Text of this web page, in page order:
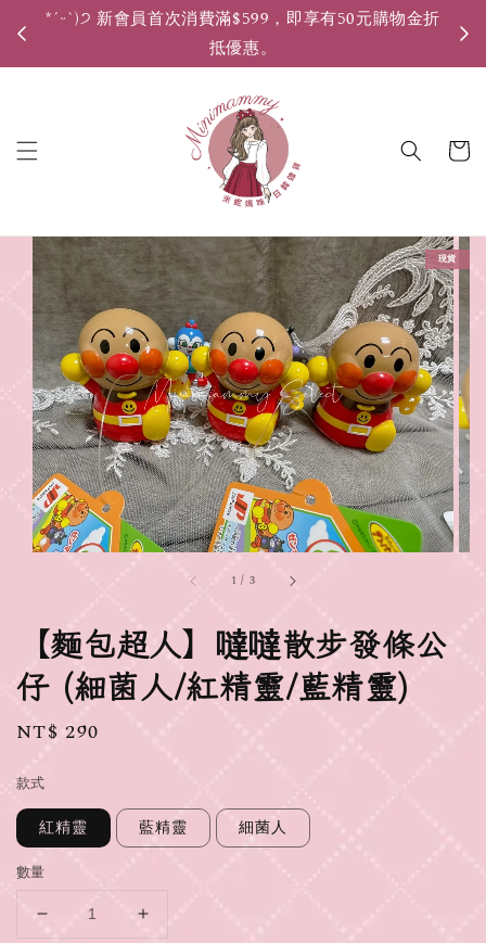
*ˊᵕˋ)੭ 新會員首次消費滿$599，即享有50元購物金折
抵優惠。
1 / 3
現貨
【麵包超人】噠噠散步發條公
仔 (細菌人/紅精靈/藍精靈)
Regular
NT$ 290
款式
紅精靈 藍精靈 細菌人
數量